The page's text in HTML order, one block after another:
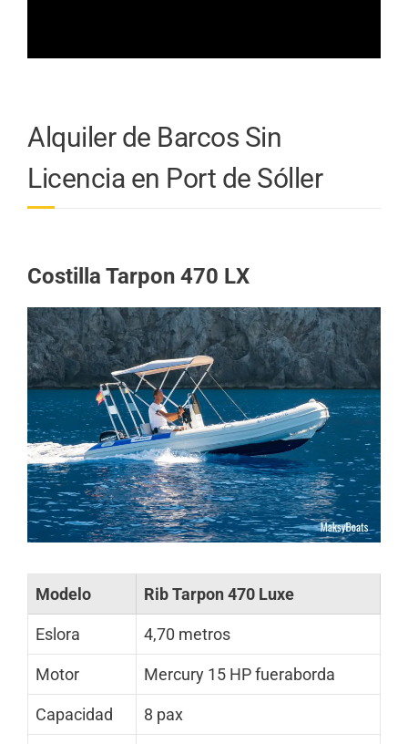
Alquiler de Barcos Sin
Licencia en Port de Sóller
Costilla Tarpon 470 LX
Modelo Rib Tarpon 470 Luxe
Eslora 4,70 metros
Motor Mercury 15 HP fueraborda
Capacidad 8 pax